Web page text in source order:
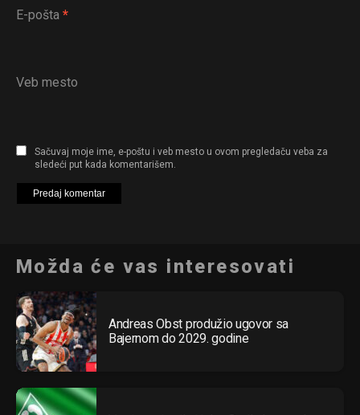
E-pošta *
Veb mesto
Sačuvaj moje ime, e-poštu i veb mesto u ovom pregledaču veba za
sledeći put kada komentarišem.
Možda će vas interesovati
Andreas Obst produžio ugovor sa
Bajernom do 2029. godine